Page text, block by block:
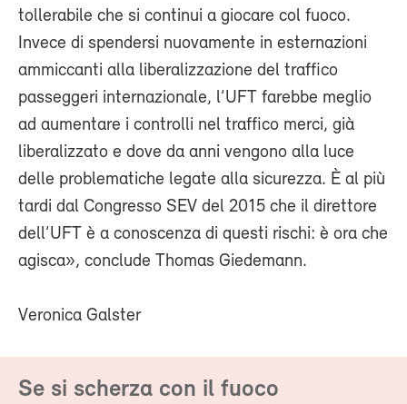
tollerabile che si continui a giocare col fuoco.
Invece di spendersi nuovamente in esternazioni
ammiccanti alla liberalizzazione del traffico
passeggeri internazionale, l’UFT farebbe meglio
ad aumentare i controlli nel traffico merci, già
liberalizzato e dove da anni vengono alla luce
delle problematiche legate alla sicurezza. È al più
tardi dal Congresso SEV del 2015 che il direttore
dell’UFT è a conoscenza di questi rischi: è ora che
agisca», conclude Thomas Giedemann.
Veronica Galster
Se si scherza con il fuoco